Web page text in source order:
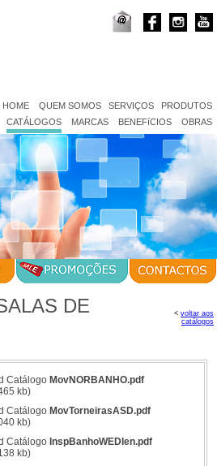
HOME QUEM SOMOS SERVIÇOS
PRODUTOS
CATÁLOGOS
MARCAS BENEFíCIOS OBRAS
DE
< voltar aos
catálogos
Catálogo MovNORBANHO.pdf
kb)
Catálogo MovTorneirasASD.pdf
kb)
Catálogo InspBanhoWEDIen.pdf
kb)